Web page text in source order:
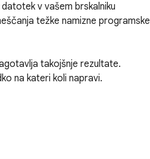
v vašem brskalniku
težke namizne programske
takojšnje rezultate.
na kateri koli napravi.